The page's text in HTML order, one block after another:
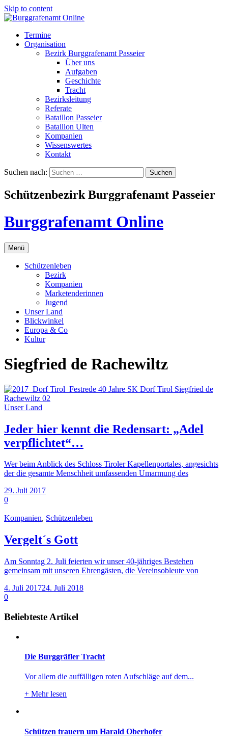
Skip to content
Termine
Organisation
Bezirk Burggrafenamt Passeier
Über uns
Aufgaben
Geschichte
Tracht
Bezirksleitung
Referate
Bataillon Passeier
Bataillon Ulten
Kompanien
Wissenswertes
Kontakt
Suchen nach:
Schützenbezirk Burggrafenamt Passeier
Burggrafenamt Online
Menü
Schützenleben
Bezirk
Kompanien
Marketenderinnen
Jugend
Unser Land
Blickwinkel
Europa & Co
Kultur
Siegfried de Rachewiltz
Unser Land
Jeder hier kennt die Redensart: „Adel
verpflichtet“…
Wer beim Anblick des Schloss Tiroler Kapellenportales, angesichts
der die gesamte Menschheit umfassenden Umarmung des
29. Juli 2017
0
Kompanien, Schützenleben
Vergelt´s Gott
Am Sonntag 2. Juli feierten wir unser 40-jähriges Bestehen
gemeinsam mit unseren Ehrengästen, die Vereinsobleute von
4. Juli 201724. Juli 2018
0
Beliebteste Artikel
Die Burggräfler Tracht
Vor allem die auffälligen roten Aufschläge auf dem...
+ Mehr lesen
Schützen trauern um Harald Oberhofer